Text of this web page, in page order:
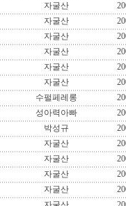
자굴산
자굴산
자굴산
자굴산
자굴산
자굴산
수펄페레롱
성아력아빠
박성규
자굴산
자굴산
자굴산
자굴산